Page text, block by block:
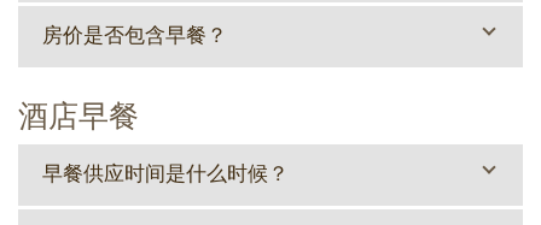
房价是否包含早餐？
酒店早餐
早餐供应时间是什么时候？